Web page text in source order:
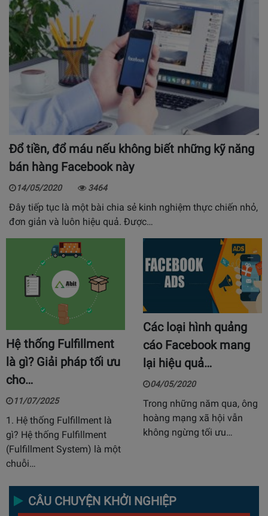
Đổ tiền, đổ máu nếu không biết những kỹ năng
bán hàng Facebook này
14/05/2020 3464
Đây tiếp tục là một bài chia sẻ kinh nghiệm thực chiến nhỏ,
đơn giản và luôn hiệu quả. Được…
Hệ thống Fulfillment
là gì? Giải pháp tối ưu
cho…
11/07/2025
1. Hệ thống Fulfillment là
gì? Hệ thống Fulfillment
(Fulfillment System) là một
chuỗi…
Các loại hình quảng
cáo Facebook mang
lại hiệu quả…
04/05/2020
Trong những năm qua, ông
hoàng mạng xã hội vẫn
không ngừng tối ưu…
CÂU CHUYỆN KHỞI NGHIỆP